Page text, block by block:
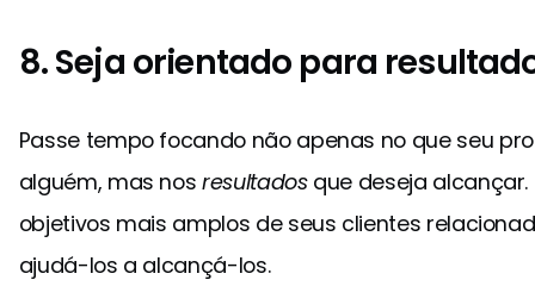
8. Seja orientado para
Passe tempo focando não apenas no que seu
alguém, mas nosresultadosque deseja alcançar.
objetivos mais amplos de seus clientes
ajudá-los a alcançá-los.